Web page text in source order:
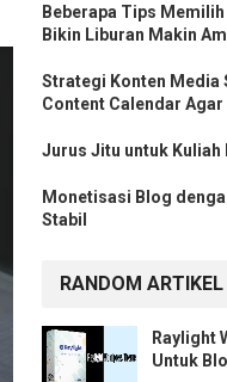
Beberapa Tips
Bikin Liburan Makin
Strategi Konten Media
Content Calendar
Jurus Jitu untuk Kuliah
Monetisasi Blog
Stabil
RANDOM ARTIKEL
Raylight
Untuk